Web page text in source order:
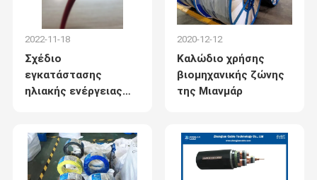
Μέσης Ανατολής;
2022-11-18
Σχέδιο
εγκατάστασης
ηλιακής ενέργειας
φωτοβολταϊκού
καλωδίου
2020-12-12
Καλώδιο χρήσης
βιομηχανικής ζώνης
της Μιανμάρ